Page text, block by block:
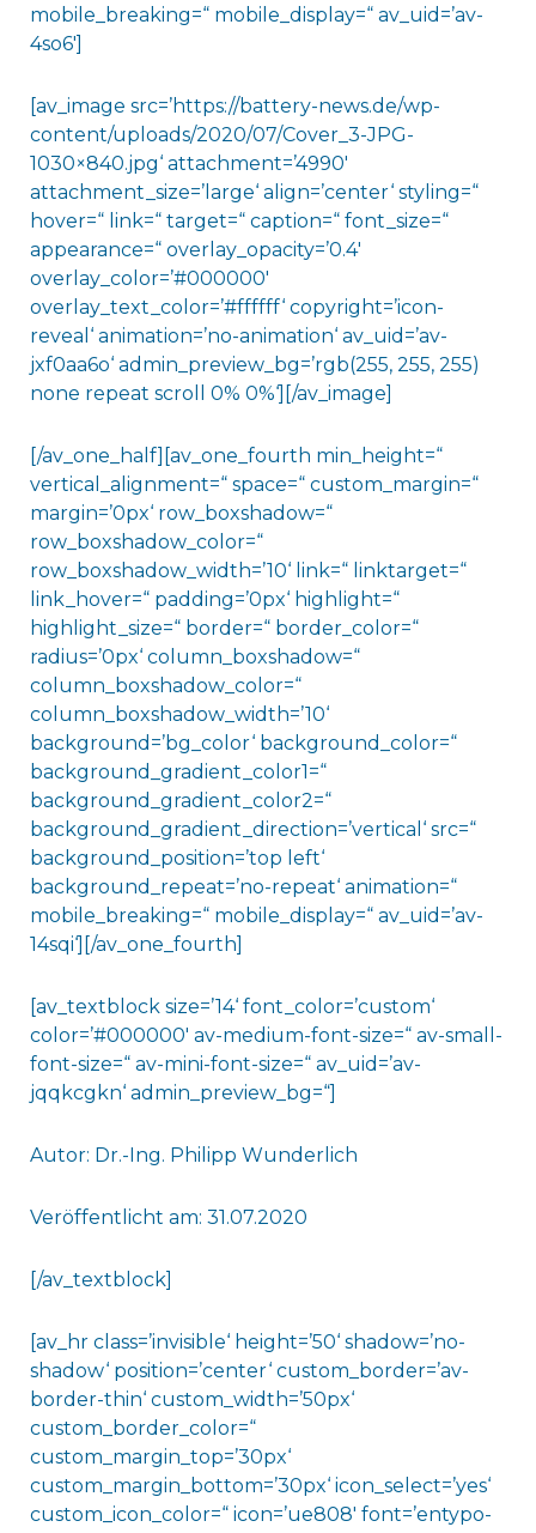
mobile_breaking=“ mobile_display=“ av_uid=’av-
4so6′]
[av_image src=’https://battery-news.de/wp-
content/uploads/2020/07/Cover_3-JPG-
1030×840.jpg‘ attachment=’4990′
attachment_size=’large‘ align=’center‘ styling=“
hover=“ link=“ target=“ caption=“ font_size=“
appearance=“ overlay_opacity=’0.4′
overlay_color=’#000000′
overlay_text_color=’#ffffff‘ copyright=’icon-
reveal‘ animation=’no-animation‘ av_uid=’av-
jxf0aa6o‘ admin_preview_bg=’rgb(255, 255, 255)
none repeat scroll 0% 0%‘][/av_image]
[/av_one_half][av_one_fourth min_height=“
vertical_alignment=“ space=“ custom_margin=“
margin=’0px‘ row_boxshadow=“
row_boxshadow_color=“
row_boxshadow_width=’10‘ link=“ linktarget=“
link_hover=“ padding=’0px‘ highlight=“
highlight_size=“ border=“ border_color=“
radius=’0px‘ column_boxshadow=“
column_boxshadow_color=“
column_boxshadow_width=’10‘
background=’bg_color‘ background_color=“
background_gradient_color1=“
background_gradient_color2=“
background_gradient_direction=’vertical‘ src=“
background_position=’top left‘
background_repeat=’no-repeat‘ animation=“
mobile_breaking=“ mobile_display=“ av_uid=’av-
14sqi‘][/av_one_fourth]
[av_textblock size=’14‘ font_color=’custom‘
color=’#000000′ av-medium-font-size=“ av-small-
font-size=“ av-mini-font-size=“ av_uid=’av-
jqqkcgkn‘ admin_preview_bg=“]
Autor: Dr.-Ing. Philipp Wunderlich
Veröffentlicht am: 31.07.2020
[/av_textblock]
[av_hr class=’invisible‘ height=’50‘ shadow=’no-
shadow‘ position=’center‘ custom_border=’av-
border-thin‘ custom_width=’50px‘
custom_border_color=“
custom_margin_top=’30px‘
custom_margin_bottom=’30px‘ icon_select=’yes‘
custom_icon_color=“ icon=’ue808′ font=’entypo-